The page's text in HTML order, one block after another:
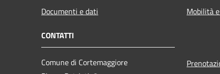
Documenti e dati
Mobilità
CONTATTI
Comune di Cortemaggiore